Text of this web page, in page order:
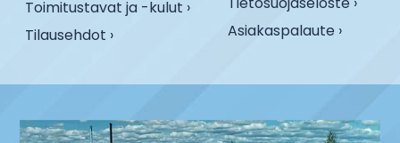
Toimitustavat ja -kulut ›
Tilausehdot ›
Asiakaspalaute ›